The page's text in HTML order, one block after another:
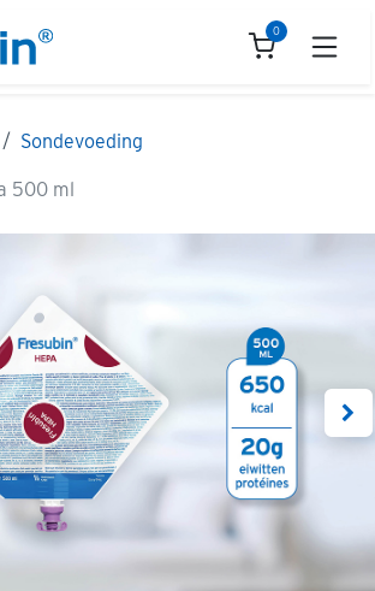
0
Sondevoeding
500 ml